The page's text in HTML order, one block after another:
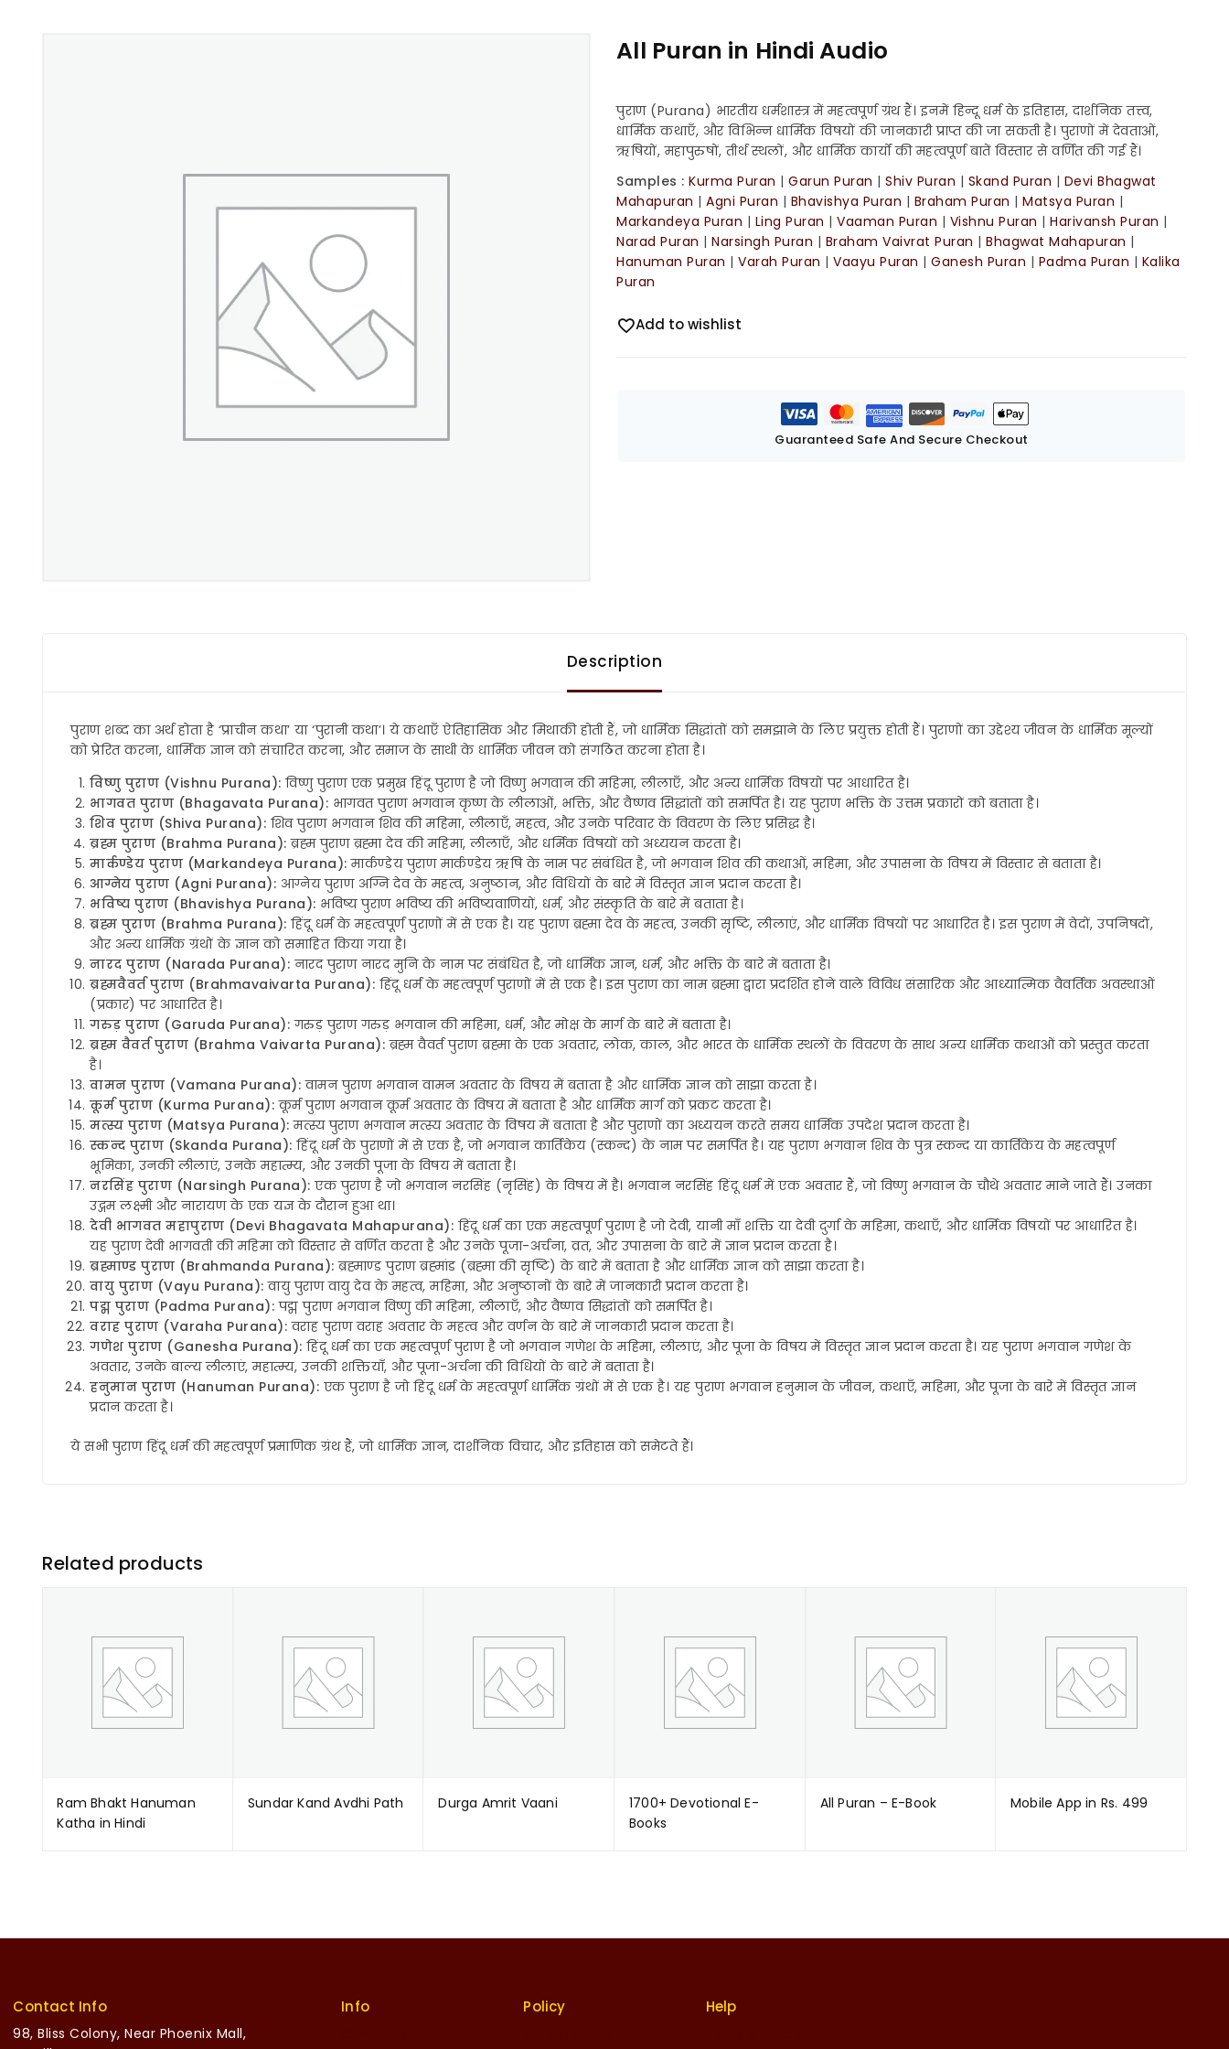
All Puran in Hindi Audio
पुराण (Purana) भारतीय धर्मशास्त्र में महत्वपूर्ण ग्रंथ हैं। इनमें हिन्दू धर्म के इतिहास, दार्शनिक तत्त्व,
धार्मिक कथाएँ, और विभिन्न धार्मिक विषयों की जानकारी प्राप्त की जा सकती है। पुराणों में देवताओं,
ऋषियों, महापुरुषों, तीर्थ स्थलों, और धार्मिक कार्यों की महत्वपूर्ण बातें विस्तार से वर्णित की गई हैं।
Samples :Kurma Puran |Garun Puran |Shiv Puran | Skand Puran | Devi Bhagwat
Mahapuran |Agni Puran | Bhavishya Puran | Braham Puran |Matsya Puran |
Markandeya Puran | Ling Puran |Vaaman Puran | Vishnu Puran |Harivansh Puran |
Narad Puran |Narsingh Puran | Braham Vaivrat Puran |Bhagwat Mahapuran |
Hanuman Puran |Varah Puran |Vaayu Puran |Ganesh Puran | Padma Puran | Kalika
Puran
Add to wishlist
Guaranteed Safe And Secure Checkout
Description
पुराण शब्द का अर्थ होता है ‘प्राचीन कथा’ या ‘पुरानी कथा’। ये कथाएँ ऐतिहासिक और मिथाकी होती हैं, जो धार्मिक सिद्धांतों को समझाने के लिए प्रयुक्त होती हैं। पुराणों का उद्देश्य जीवन के धार्मिक मूल्यों
को प्रेरित करना, धार्मिक ज्ञान को संचारित करना, और समाज के साथी के धार्मिक जीवन को संगठित करना होता है।
विष्णु पुराण (Vishnu Purana): विष्णु पुराण एक प्रमुख हिंदू पुराण है जो विष्णु भगवान की महिमा, लीलाएँ, और अन्य धार्मिक विषयों पर आधारित है।
भागवत पुराण (Bhagavata Purana): भागवत पुराण भगवान कृष्ण के लीलाओं, भक्ति, और वैष्णव सिद्धांतों को समर्पित है। यह पुराण भक्ति के उत्तम प्रकारों को बताता है।
शिव पुराण (Shiva Purana): शिव पुराण भगवान शिव की महिमा, लीलाएँ, महत्व, और उनके परिवार के विवरण के लिए प्रसिद्ध है।
ब्रह्म पुराण (Brahma Purana): ब्रह्म पुराण ब्रह्मा देव की महिमा, लीलाएँ, और धर्मिक विषयों को अध्ययन करता है।
मार्कण्डेय पुराण (Markandeya Purana): मार्कण्डेय पुराण मार्कण्डेय ऋषि के नाम पर संबंधित है, जो भगवान शिव की कथाओं, महिमा, और उपासना के विषय में विस्तार से बताता है।
आग्नेय पुराण (Agni Purana): आग्नेय पुराण अग्नि देव के महत्व, अनुष्ठान, और विधियों के बारे में विस्तृत ज्ञान प्रदान करता है।
भविष्य पुराण (Bhavishya Purana): भविष्य पुराण भविष्य की भविष्यवाणियों, धर्म, और संस्कृति के बारे में बताता है।
ब्रह्म पुराण (Brahma Purana): हिंदू धर्म के महत्वपूर्ण पुराणों में से एक है। यह पुराण ब्रह्मा देव के महत्व, उनकी सृष्टि, लीलाएं, और धार्मिक विषयों पर आधारित है। इस पुराण में वेदों, उपनिषदों,
और अन्य धार्मिक ग्रंथों के ज्ञान को समाहित किया गया है।
नारद पुराण (Narada Purana): नारद पुराण नारद मुनि के नाम पर संबंधित है, जो धार्मिक ज्ञान, धर्म, और भक्ति के बारे में बताता है।
ब्रह्मवैवर्त पुराण (Brahmavaivarta Purana): हिंदू धर्म के महत्वपूर्ण पुराणों में से एक है। इस पुराण का नाम ब्रह्मा द्वारा प्रदर्शित होने वाले विविध संसारिक और आध्यात्मिक वैवर्तिक अवस्थाओं
(प्रकार) पर आधारित है।
गरुड़ पुराण (Garuda Purana): गरुड़ पुराण गरुड़ भगवान की महिमा, धर्म, और मोक्ष के मार्ग के बारे में बताता है।
ब्रह्म वैवर्त पुराण (Brahma Vaivarta Purana): ब्रह्म वैवर्त पुराण ब्रह्मा के एक अवतार, लोक, काल, और भारत के धार्मिक स्थलों के विवरण के साथ अन्य धार्मिक कथाओं को प्रस्तुत करता
है।
वामन पुराण (Vamana Purana): वामन पुराण भगवान वामन अवतार के विषय में बताता है और धार्मिक ज्ञान को साझा करता है।
कूर्म पुराण (Kurma Purana): कूर्म पुराण भगवान कूर्म अवतार के विषय में बताता है और धार्मिक मार्ग को प्रकट करता है।
मत्स्य पुराण (Matsya Purana): मत्स्य पुराण भगवान मत्स्य अवतार के विषय में बताता है और पुराणों का अध्ययन करते समय धार्मिक उपदेश प्रदान करता है।
स्कन्द पुराण (Skanda Purana): हिंदू धर्म के पुराणों में से एक है, जो भगवान कार्तिकेय (स्कन्द) के नाम पर समर्पित है। यह पुराण भगवान शिव के पुत्र स्कन्द या कार्तिकेय के महत्वपूर्ण
भूमिका, उनकी लीलाएं, उनके महात्म्य, और उनकी पूजा के विषय में बताता है।
नरसिंह पुराण (Narsingh Purana): एक पुराण है जो भगवान नरसिंह (नृसिंह) के विषय में है। भगवान नरसिंह हिंदू धर्म में एक अवतार हैं, जो विष्णु भगवान के चौथे अवतार माने जाते हैं। उनका
उद्गम लक्ष्मी और नारायण के एक यज्ञ के दौरान हुआ था।
देवी भागवत महापुराण (Devi Bhagavata Mahapurana): हिंदू धर्म का एक महत्वपूर्ण पुराण है जो देवी, यानी माँ शक्ति या देवी दुर्गा के महिमा, कथाएँ, और धार्मिक विषयों पर आधारित है।
यह पुराण देवी भागवती की महिमा को विस्तार से वर्णित करता है और उनके पूजा-अर्चना, व्रत, और उपासना के बारे में ज्ञान प्रदान करता है।
ब्रह्माण्ड पुराण (Brahmanda Purana): ब्रह्माण्ड पुराण ब्रह्मांड (ब्रह्मा की सृष्टि) के बारे में बताता है और धार्मिक ज्ञान को साझा करता है।
वायु पुराण (Vayu Purana): वायु पुराण वायु देव के महत्व, महिमा, और अनुष्ठानों के बारे में जानकारी प्रदान करता है।
पद्म पुराण (Padma Purana): पद्म पुराण भगवान विष्णु की महिमा, लीलाएँ, और वैष्णव सिद्धांतों को समर्पित है।
वराह पुराण (Varaha Purana): वराह पुराण वराह अवतार के महत्व और वर्णन के बारे में जानकारी प्रदान करता है।
गणेश पुराण (Ganesha Purana): हिंदू धर्म का एक महत्वपूर्ण पुराण है जो भगवान गणेश के महिमा, लीलाएं, और पूजा के विषय में विस्तृत ज्ञान प्रदान करता है। यह पुराण भगवान गणेश के
अवतार, उनके बाल्य लीलाएं, महात्म्य, उनकी शक्तियाँ, और पूजा-अर्चना की विधियों के बारे में बताता है।
हनुमान पुराण (Hanuman Purana): एक पुराण है जो हिंदू धर्म के महत्वपूर्ण धार्मिक ग्रंथों में से एक है। यह पुराण भगवान हनुमान के जीवन, कथाएँ, महिमा, और पूजा के बारे में विस्तृत ज्ञान
प्रदान करता है।
ये सभी पुराण हिंदू धर्म की महत्वपूर्ण प्रमाणिक ग्रंथ हैं, जो धार्मिक ज्ञान, दार्शनिक विचार, और इतिहास को समेटते हैं।
Related products
Ram Bhakt Hanuman
Katha in Hindi
Sundar Kand Avdhi Path Durga Amrit Vaani
1700+ Devotional E-
Books
All Puran – E-Book Mobile App in Rs. 499
Contact Info
98, Bliss Colony, Near Phoenix Mall,
Info Policy Help